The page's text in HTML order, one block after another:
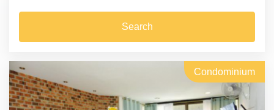
Search
Condominium